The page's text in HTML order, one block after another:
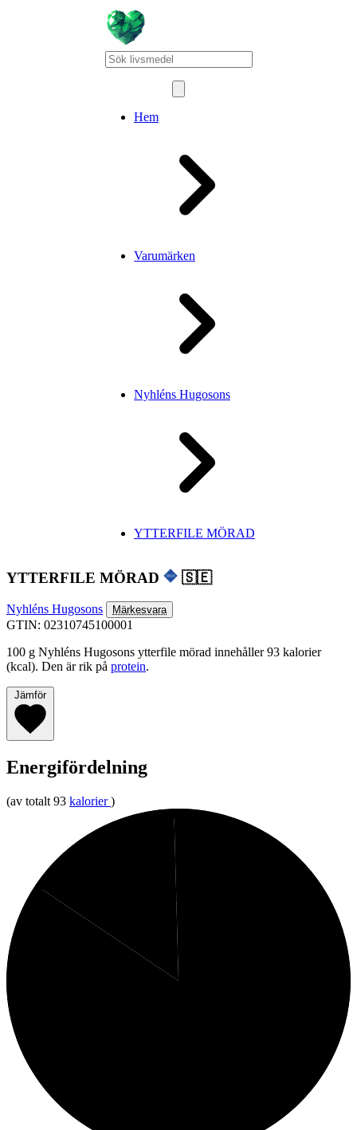
Hem
Varumärken
Nyhléns Hugosons
YTTERFILE MÖRAD
YTTERFILE MÖRAD 🇸🇪
Nyhléns Hugosons Märkesvara
GTIN: 02310745100001
100 g Nyhléns Hugosons ytterfile mörad innehåller 93 kalorier
(kcal). Den är rik på protein.
Jämför
Energifördelning
(av totalt 93 kalorier )
0%